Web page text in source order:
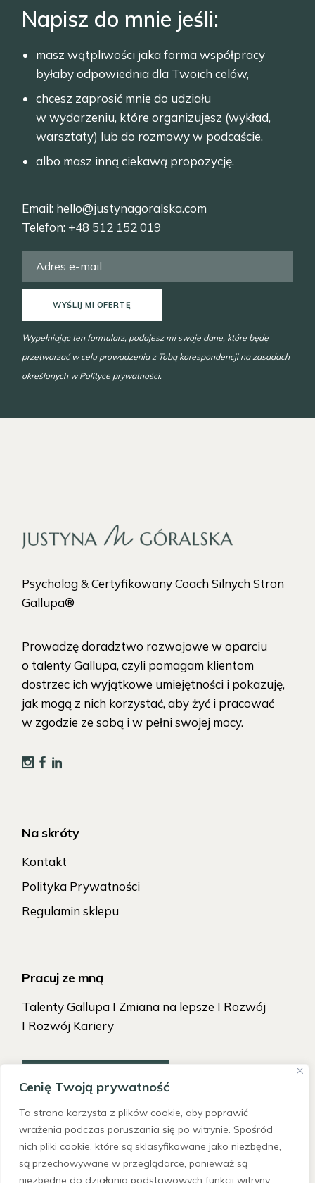
Cenię Twoją prywatność
Ta strona korzysta z plików cookie, aby poprawić
wrażenia podczas poruszania się po witrynie. Spośród
nich pliki cookie, które są sklasyfikowane jako niezbędne,
są przechowywane w przeglądarce, ponieważ są
niezbędne do działania podstawowych funkcji witryny.
Napisz do mnie jeśli:
masz wątpliwości jaka forma współpracy
byłaby odpowiednia dla Twoich celów,
chcesz zaprosić mnie do udziału
w wydarzeniu, które organizujesz (wykład,
warsztaty) lub do rozmowy w podcaście,
albo masz inną ciekawą propozycję.
Email: hello@justynagoralska.com
Telefon: +48 512 152 019
WYŚLIJ MI OFERTĘ
Wypełniając ten formularz, podajesz mi swoje dane, które będę
przetwarzać w celu prowadzenia z Tobą korespondencji na zasadach
określonych wPolityce prywatności.
Psycholog & Certyfikowany Coach Silnych Stron
Gallupa®
Prowadzę doradztwo rozwojowe w oparciu
o talenty Gallupa, czyli pomagam klientom
dostrzec ich wyjątkowe umiejętności i pokazuję,
jak mogą z nich korzystać, aby żyć i pracować
w zgodzie ze sobą i w pełni swojej mocy.
Na skróty
Kontakt
Polityka Prywatności
Regulamin sklepu
Pracuj ze mną
Talenty Gallupa I Zmiana na lepsze I Rozwój
I Rozwój Kariery